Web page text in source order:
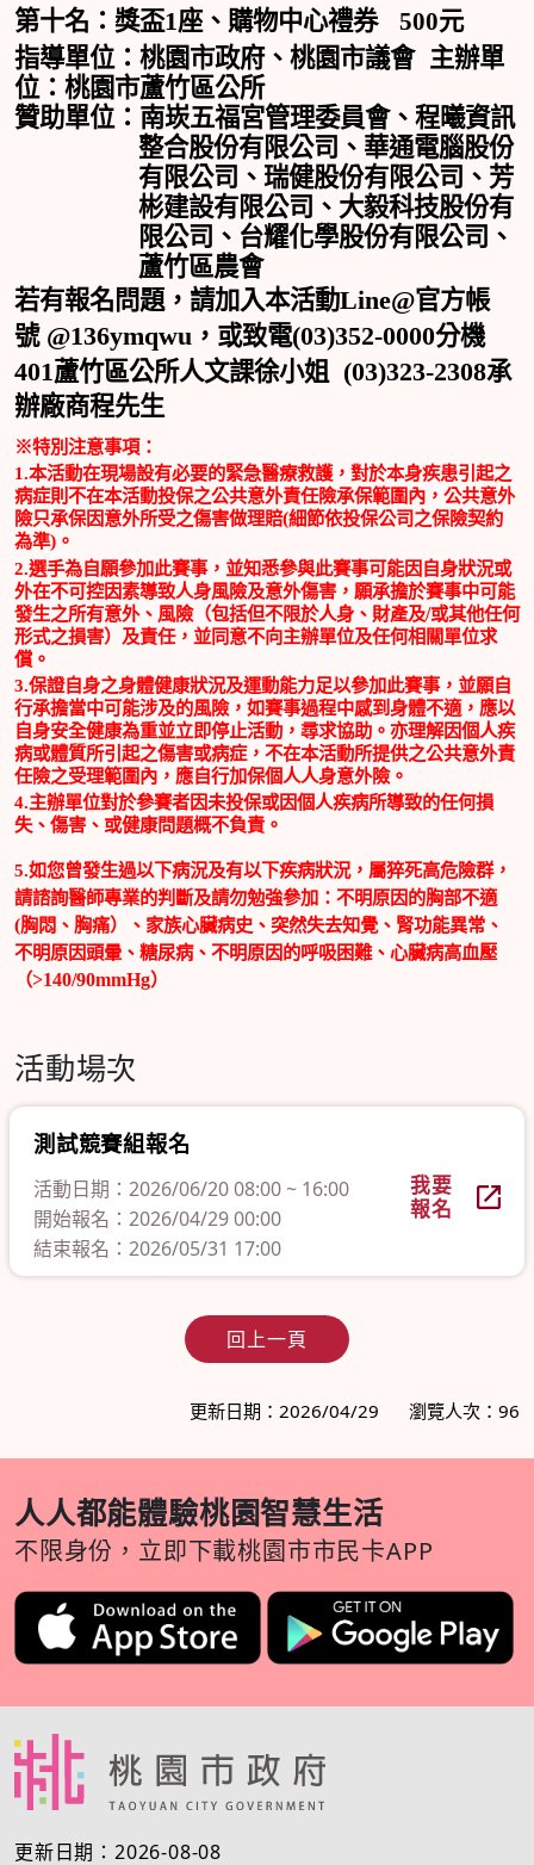
第十名：獎盃1座、購物中心禮券 500元
指導單位：桃園市政府、桃園市議會 主辦單
位：桃園市蘆竹區公所
贊助單位：南崁五福宮管理委員會、程曦資訊
整合股份有限公司、華通電腦股份
有限公司、瑞健股份有限公司、芳
彬建設有限公司、大毅科技股份有
限公司、台耀化學股份有限公司、
蘆竹區農會
若有報名問題，請加入本活動Line@官方帳
號@136ymqwu ，或致電(03)352-0000分機
401蘆竹區公所人文課徐小姐(03)323-2308承
辦廠商程先生
※特別注意事項：
1.本活動在現場設有必要的緊急醫療救護，對於本身疾患引起之
病症則不在本活動投保之公共意外責任險承保範圍內，公共意外
險只承保因意外所受之傷害做理賠(細節依投保公司之保險契約
為準) 。
2.選手為自願參加此賽事，並知悉參與此賽事可能因自身狀況或
外在不可控因素導致人身風險及意外傷害，願承擔於賽事中可能
發生之所有意外、風險（包括但不限於人身、財產及/或其他任何
形式之損害）及責任，並同意不向主辦單位及任何相關單位求
償。
3.保證自身之身體健康狀況及運動能力足以參加此賽事，並願自
行承擔當中可能涉及的風險，如賽事過程中感到身體不適，應以
自身安全健康為重並立即停止活動，尋求協助。亦理解因個人疾
病或體質所引起之傷害或病症，不在本活動所提供之公共意外責
任險之受理範圍內，應自行加保個人人身意外險。
4.主辦單位對於參賽者因未投保或因個人疾病所導致的任何損
失、傷害、或健康問題概不負責。
5.如您曾發生過以下病況及有以下疾病狀況，屬猝死高危險群，
請諮詢醫師專業的判斷及請勿勉強參加：不明原因的胸部不適
(胸悶、胸痛）、家族心臟病史、突然失去知覺、腎功能異常、
不明原因頭暈、糖尿病、不明原因的呼吸困難、心臟病高血壓
（>140/90mmHg）
活動場次
測試競賽組報名
活動日期：2026/06/20 08:00 ~ 16:00
開始報名：2026/04/29 00:00
結束報名：2026/05/31 17:00
我要
報名
回上一頁
更新日期：2026/04/29 瀏覽人次：96
人人都能體驗桃園智慧生活
不限身份，立即下載桃園市市民卡APP
更新日期：2026-08-08